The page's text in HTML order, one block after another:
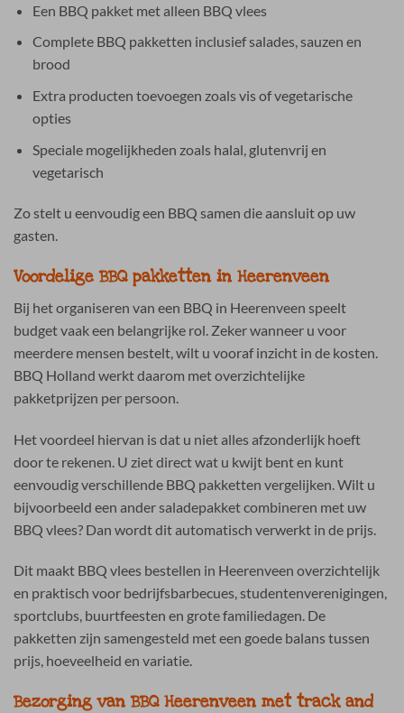
Een BBQ pakket met alleen BBQ vlees
Complete BBQ pakketten inclusief salades, sauzen en
brood
Extra producten toevoegen zoals vis of vegetarische
opties
Speciale mogelijkheden zoals halal, glutenvrij en
vegetarisch
Zo stelt u eenvoudig een BBQ samen die aansluit op uw
gasten.
Voordelige BBQ pakketten in Heerenveen
Bij het organiseren van een BBQ in Heerenveen speelt
budget vaak een belangrijke rol. Zeker wanneer u voor
meerdere mensen bestelt, wilt u vooraf inzicht in de kosten.
BBQ Holland werkt daarom met overzichtelijke
pakketprijzen per persoon.
Het voordeel hiervan is dat u niet alles afzonderlijk hoeft
door te rekenen. U ziet direct wat u kwijt bent en kunt
eenvoudig verschillende BBQ pakketten vergelijken. Wilt u
bijvoorbeeld een ander saladepakket combineren met uw
BBQ vlees? Dan wordt dit automatisch verwerkt in de prijs.
Dit maakt BBQ vlees bestellen in Heerenveen overzichtelijk
en praktisch voor bedrijfsbarbecues, studentenverenigingen,
sportclubs, buurtfeesten en grote familiedagen. De
pakketten zijn samengesteld met een goede balans tussen
prijs, hoeveelheid en variatie.
Bezorging van BBQ Heerenveen met track and